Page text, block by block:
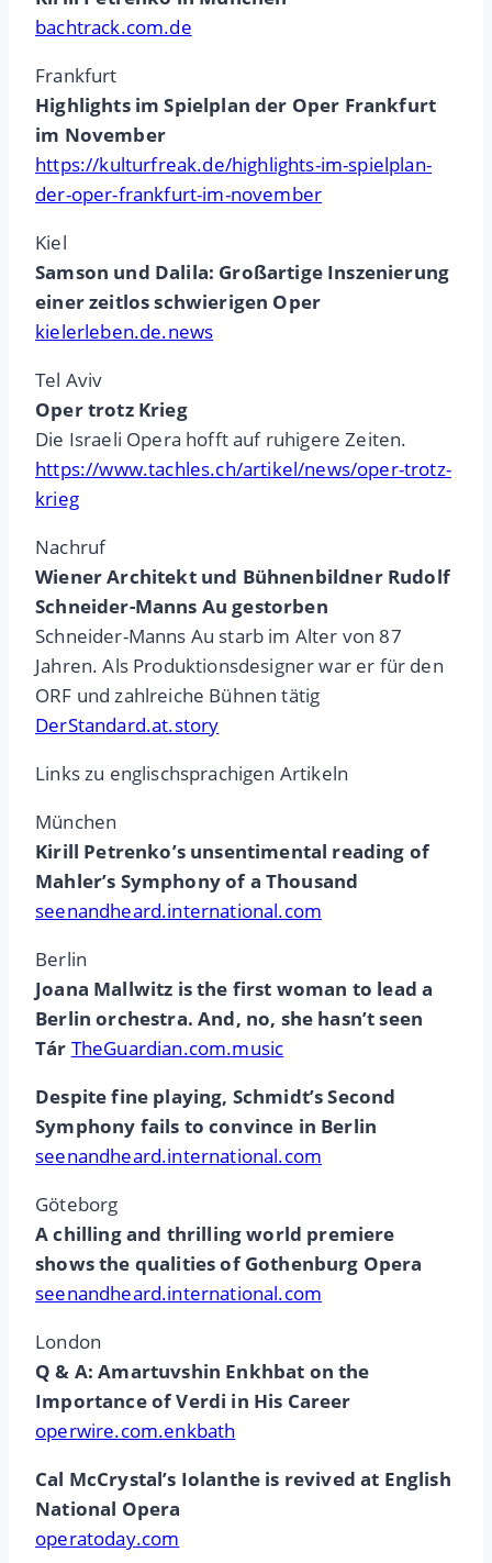
bachtrack.com.de
Frankfurt
Highlights im Spielplan der Oper Frankfurt
im November
https://kulturfreak.de/highlights-im-spielplan-
der-oper-frankfurt-im-november
Kiel
Samson und Dalila: Großartige Inszenierung
einer zeitlos schwierigen Oper
kielerleben.de.news
Tel Aviv
Oper trotz Krieg
Die Israeli Opera hofft auf ruhigere Zeiten.
https://www.tachles.ch/artikel/news/oper-trotz-
krieg
Nachruf
Wiener Architekt und Bühnenbildner Rudolf
Schneider-Manns Au gestorben
Schneider-Manns Au starb im Alter von 87
Jahren. Als Produktionsdesigner war er für den
ORF und zahlreiche Bühnen tätig
DerStandard.at.story
Links zu englischsprachigen Artikeln
München
Kirill Petrenko’s unsentimental reading of
Mahler’s Symphony of a Thousand
seenandheard.international.com
Berlin
Joana Mallwitz is the first woman to lead a
Berlin orchestra. And, no, she hasn’t seen
Tár TheGuardian.com.music
Despite fine playing, Schmidt’s Second
Symphony fails to convince in Berlin
seenandheard.international.com
Göteborg
A chilling and thrilling world premiere
shows the qualities of Gothenburg Opera
seenandheard.international.com
London
Q & A: Amartuvshin Enkhbat on the
Importance of Verdi in His Career
operwire.com.enkbath
Cal McCrystal’s Iolanthe is revived at English
National Opera
operatoday.com